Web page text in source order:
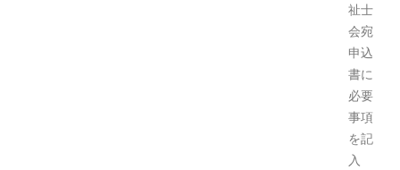
祉士
会宛
申込
書に
必要
事項
を記
入